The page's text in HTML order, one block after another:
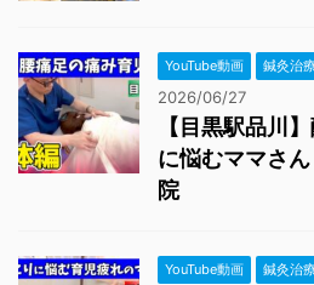
YouTube動画 鍼灸治
2026/06/27
【目黒駅品川
に悩むママさ
院
YouTube動画 鍼灸治